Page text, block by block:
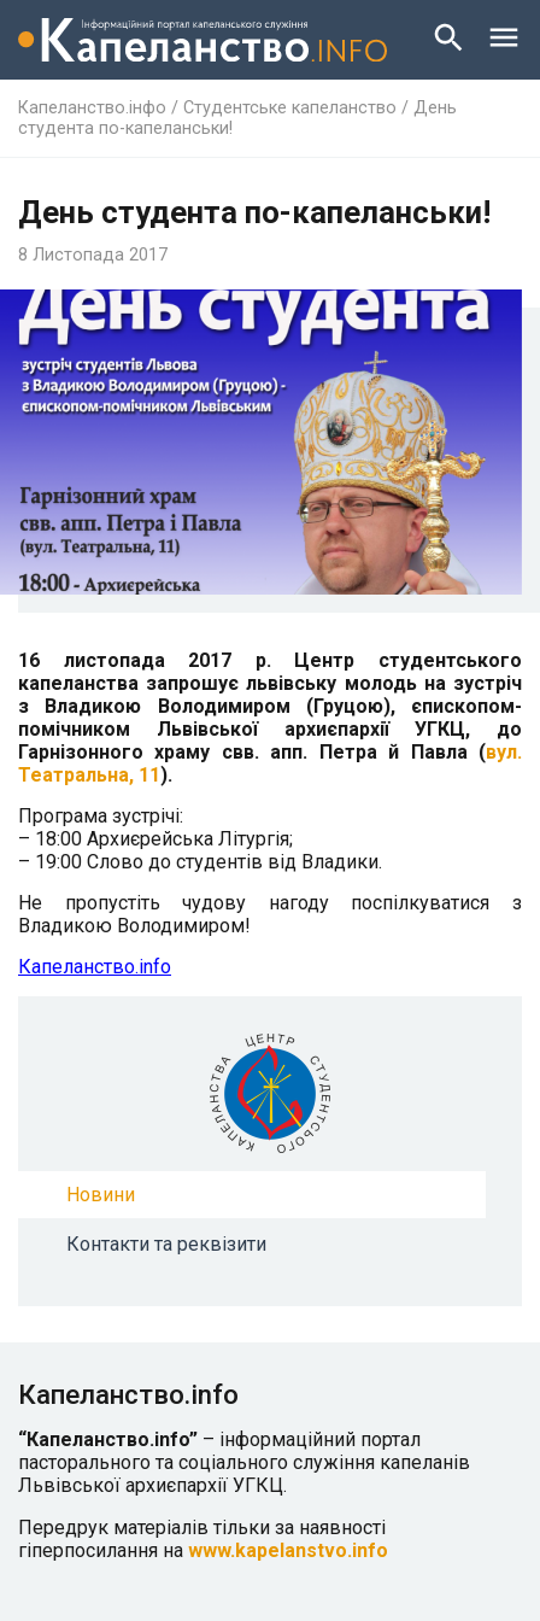
Капеланство.інфо / Студентське капеланство / День
студента по-капеланськи!
День студента по-капеланськи!
8 Листопада 2017
16 листопада 2017 р. Центр студентського
капеланства запрошує львівську молодь на зустріч
з Владикою Володимиром (Груцою), єпископом-
помічником Львівської архиєпархії УГКЦ, до
Гарнізонного храму свв. апп. Петра й Павла (вул.
Театральна, 11 ).
Програма зустрічі:
– 18:00 Архиєрейська Літургія;
– 19:00 Слово до студентів від Владики.
Не пропустіть чудову нагоду поспілкуватися з
Владикою Володимиром!
Капеланство.info
Новини
Контакти та реквізити
Капеланство.info
“Капеланство.info” – інформаційний портал
пасторального та соціального служіння капеланів
Львівської архиєпархії УГКЦ.
Передрук матеріалів тільки за наявності
гіперпосилання на www.kapelanstvo.info